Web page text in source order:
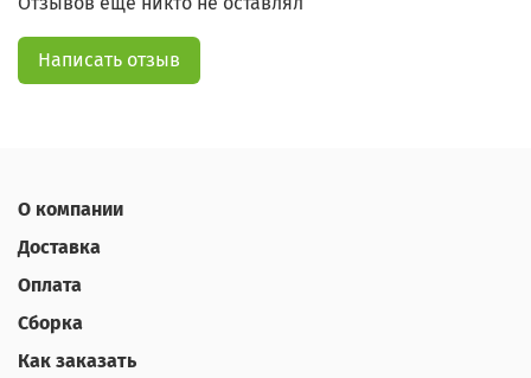
Написать отзыв
О компании
Доставка
Оплата
Сборка
Как заказать